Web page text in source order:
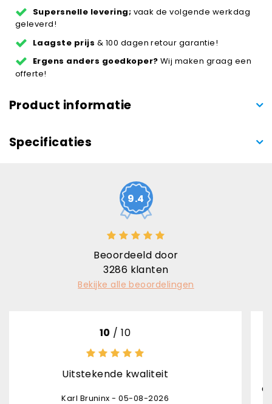
Supersnelle levering; vaak de volgende werkdag
geleverd!
Laagste prijs & 100 dagen retour garantie!
Ergens anders goedkoper? Wij maken graag een
offerte!
Product informatie
Specificaties
9.4
Beoordeeld door
3286 klanten
Bekijke alle beoordelingen
kwaliteit
Bruninx - 05-08-2026
opvolging